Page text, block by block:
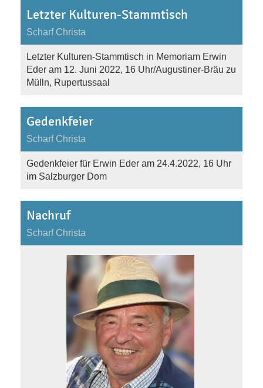
Letzter Kulturen-Stammtisch
Scharf Christa
Letzter Kulturen-Stammtisch in Memoriam Erwin
Eder am 12. Juni 2022, 16 Uhr/Augustiner-Bräu zu
Mülln, Rupertussaal
Gedenkfeier
Scharf Christa
Gedenkfeier für Erwin Eder am 24.4.2022, 16 Uhr
im Salzburger Dom
Nachruf
Scharf Christa